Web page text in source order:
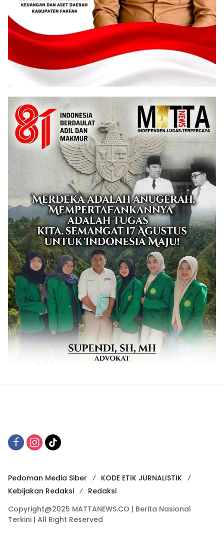
Pedoman Media Siber
KODE ETIK JURNALISTIK
Kebijakan Redaksi
Redaksi
Copyright@2025 MATTANEWS.CO | Berita Nasional
Terkini | All Right Reserved